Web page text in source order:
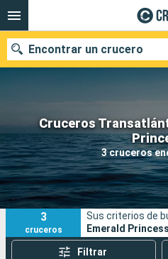
Cruceros
3 cruceros
Encontrar un crucero
Nuestros destinos
Fecha de salida
Puertos
3
cruceros
Sus criterios de
Emerald
Filtrar